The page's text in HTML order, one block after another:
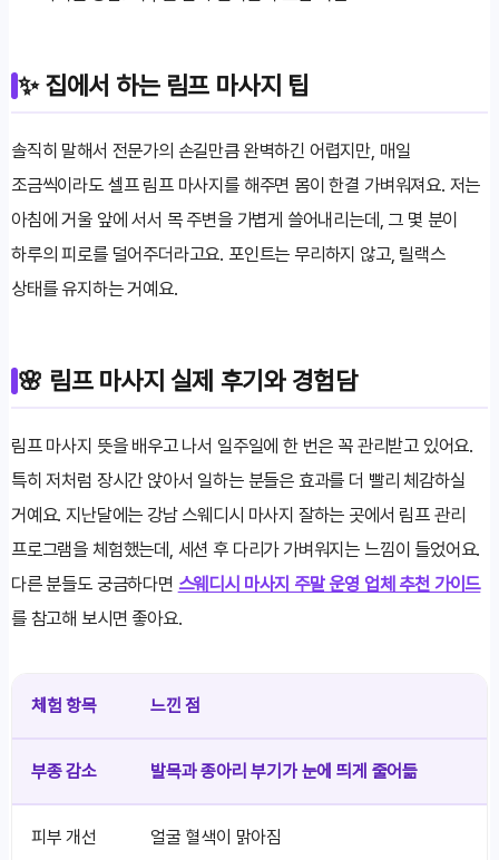
✨ 집에서 하는 림프 마사지 팁
솔직히 말해서 전문가의 손길만큼 완벽하긴 어렵지만, 매일
조금씩이라도 셀프 림프 마사지를 해주면 몸이 한결 가벼워져요. 저는
아침에 거울 앞에 서서 목 주변을 가볍게 쓸어내리는데, 그 몇 분이
하루의 피로를 덜어주더라고요. 포인트는 무리하지 않고, 릴랙스
상태를 유지하는 거예요.
🌸 림프 마사지 실제 후기와 경험담
림프 마사지 뜻을 배우고 나서 일주일에 한 번은 꼭 관리받고 있어요.
특히 저처럼 장시간 앉아서 일하는 분들은 효과를 더 빨리 체감하실
거예요. 지난달에는 강남 스웨디시 마사지 잘하는 곳에서 림프 관리
프로그램을 체험했는데, 세션 후 다리가 가벼워지는 느낌이 들었어요.
다른 분들도 궁금하다면 스웨디시 마사지 주말 운영 업체 추천 가이드
를 참고해 보시면 좋아요.
체험 항목 느낀 점
부종 감소 발목과 종아리 부기가 눈에 띄게 줄어듦
피부 개선 얼굴 혈색이 맑아짐